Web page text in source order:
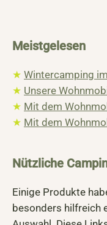
Meistgelesen
★ Wintercamping
★ Unsere
★ Mit dem
★ Mit dem
Nützliche
Einige Produkte
besonders hilfreich